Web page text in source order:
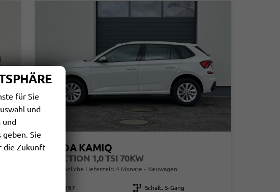
SKODA KAMIQ
SELECTION 1,0 TSI 70KW
unverbindliche Lieferzeit: 4 Monate Neuwagen
859787 Getriebe Schalt. 5-Gang
für Sie
und
und
geben. Sie
die Zukunft